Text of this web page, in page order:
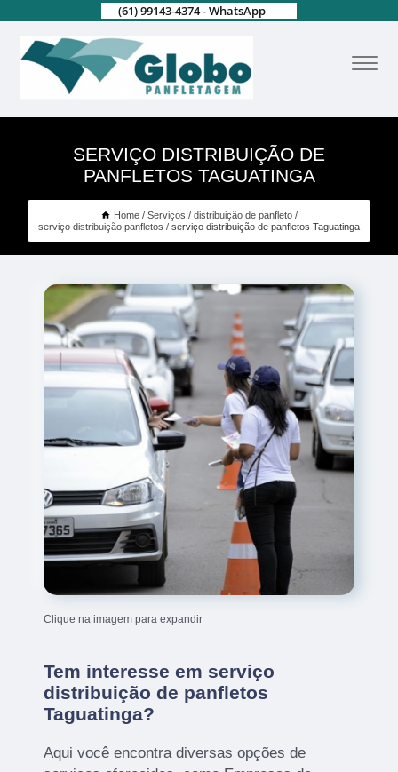
(61) 99143-4374 - WhatsApp
SERVIÇO DISTRIBUIÇÃO DE
PANFLETOS TAGUATINGA
Home Serviços
distribuição de panfleto
serviço distribuição panfletos
serviço distribuição de panfletos Taguatinga
Clique na imagem para expandir
Tem interesse em serviço
distribuição de panfletos
Taguatinga?
Aqui você encontra diversas opções de